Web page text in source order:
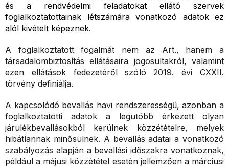
és a rendvédelmi feladatokat ellátó szervek
foglalkoztatottainak létszámára vonatkozó adatok ez
alól kivételt képeznek.
A foglalkoztatott fogalmát nem az Art., hanem a
társadalombiztosítás ellátásaira jogosultakról, valamint
ezen ellátások fedezetéről szóló 2019. évi CXXII.
törvény definiálja.
A kapcsolódó bevallás havi rendszerességű, azonban a
foglalkoztatotti adatok a legutóbb érkezett olyan
járulékbevallásokból kerülnek közzétételre, melyek
hibátlannak minősülnek. A bevallás adatai a vonatkozó
szabályozás alapján a bevallási időszakra vonatkoznak,
például a májusi közzététel esetén jellemzően a márciusi